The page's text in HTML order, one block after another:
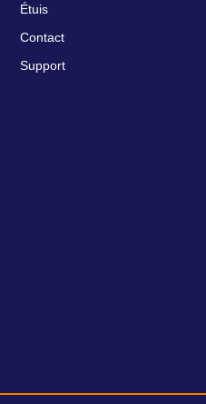
Étuis
Contact
Support